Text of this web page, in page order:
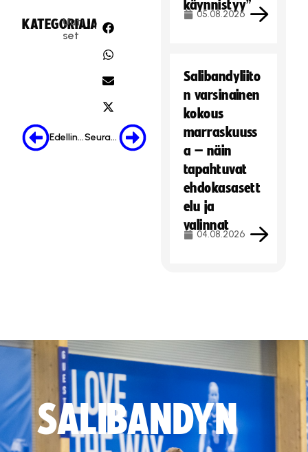
KATEGORIA:
Uuti
set
JAA:
Edellinen Seuraava
käynnistyy”
05.08.2026
Salibandyliito
n varsinainen
kokous
marraskuuss
a – näin
tapahtuvat
ehdokasasett
elu ja
valinnat
04.08.2026
SALIBANDYN